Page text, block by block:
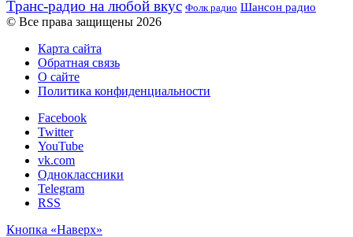
Транс-радио на любой вкус Фолк радио Шансон радио
© Все права защищены 2026
Карта сайта
Обратная связь
О сайте
Политика конфиденциальности
Facebook
Twitter
YouTube
vk.com
Одноклассники
Telegram
RSS
Кнопка «Наверх»